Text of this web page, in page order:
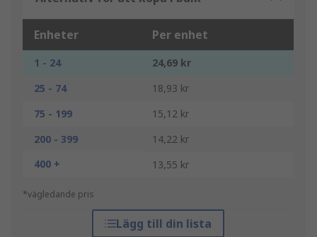
Enheter Per enhet
1 - 24
24,69 kr
25 - 74
18,93 kr
75 - 199
15,12 kr
200 - 399
14,22 kr
400 +
13,55 kr
*vägledande pris
Lägg till din lista